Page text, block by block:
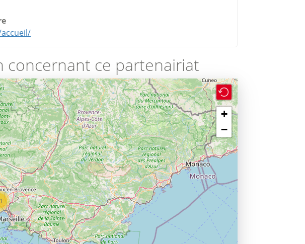
concernant ce partenairiat
+
−